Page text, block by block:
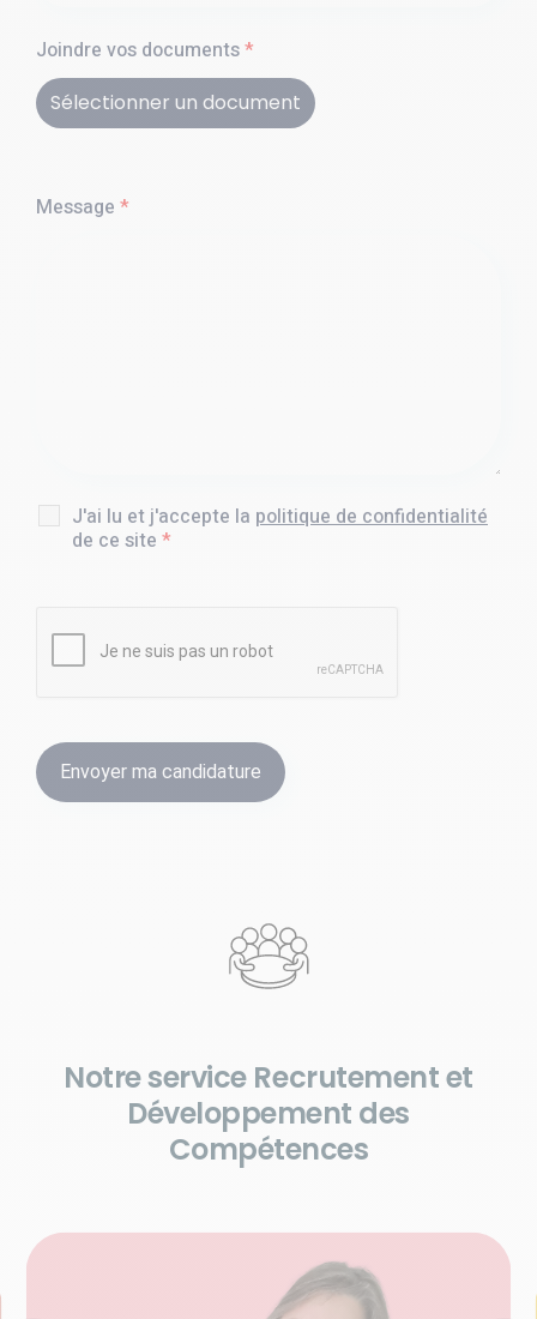
Joindre vos documents*
Sélectionner un document
Message *
J'ai lu et j'accepte la politique de confidentialité
de ce site *
Notre service Recrutement et
Développement des
Compétences